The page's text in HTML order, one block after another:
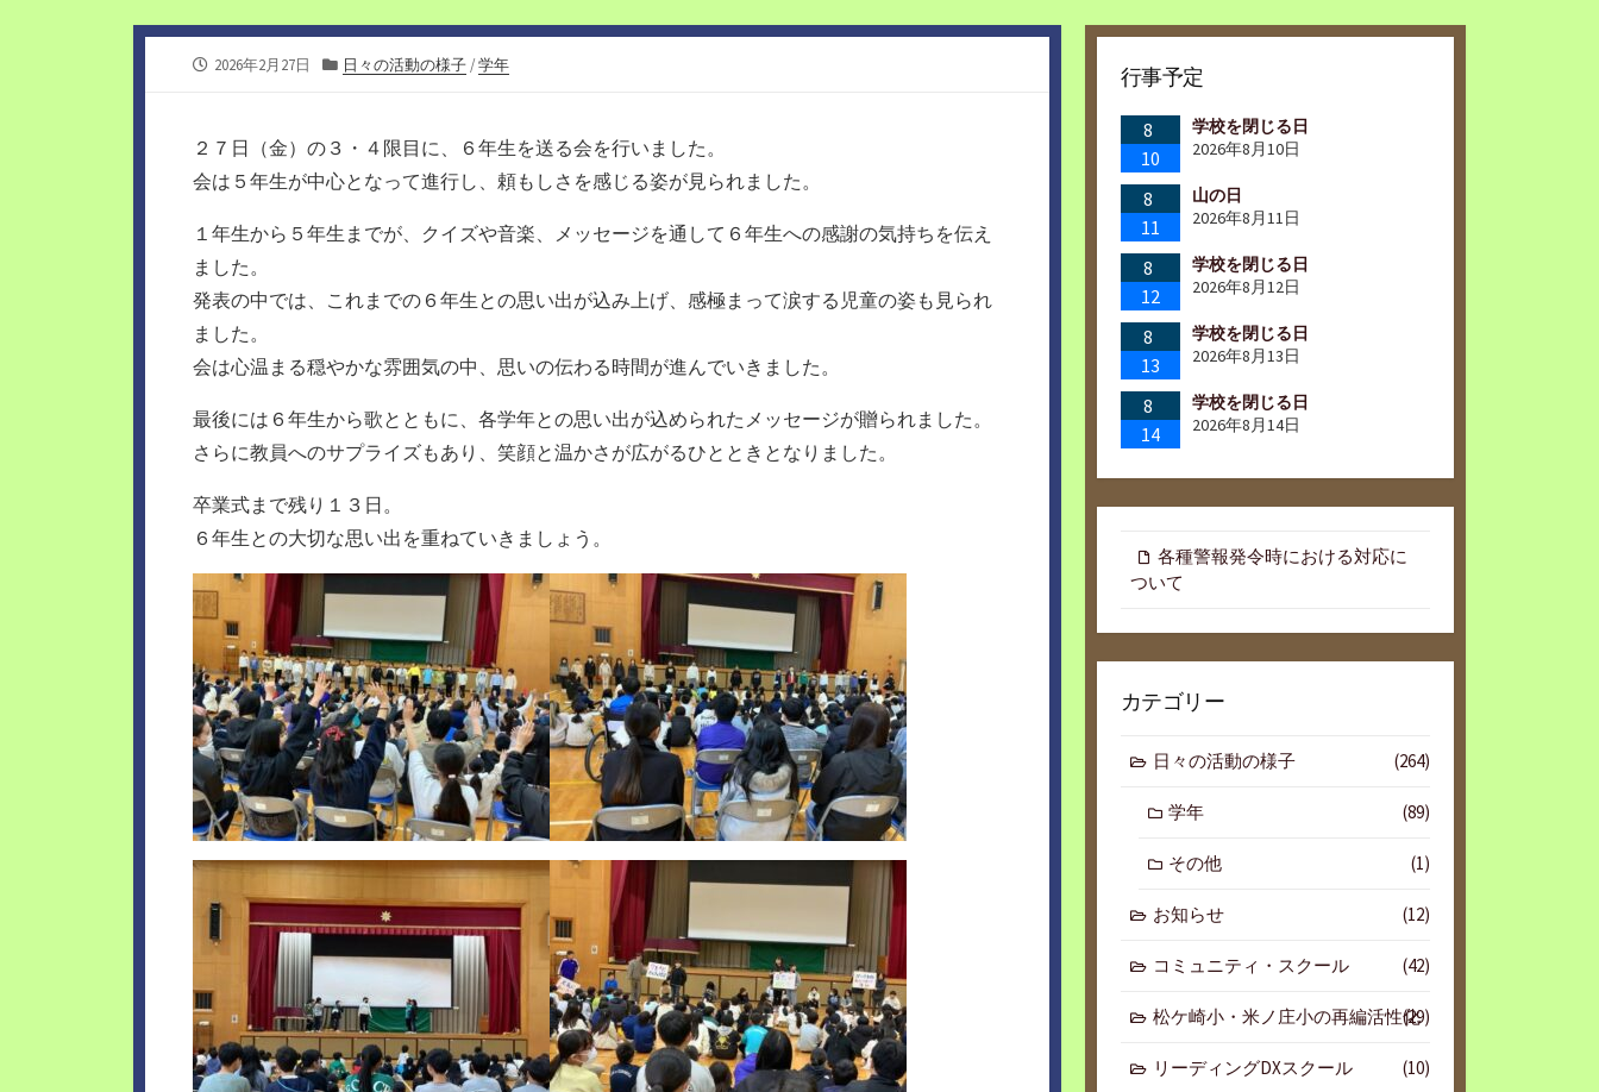
公
2026年2月27日
カ
日々の活動の様子 /学年
２７日（金）の３・４限目に、６年生を送る会を行いました。
会は５年生が中心となって進行し、頼もしさを感じる姿が見られました。
１年生から５年生までが、クイズや音楽、メッセージを通して６年生への感謝の気持ちを伝え
ました。
発表の中では、これまでの６年生との思い出が込み上げ、感極まって涙する児童の姿も見られ
ました。
会は心温まる穏やかな雰囲気の中、思いの伝わる時間が進んでいきました。
最後には６年生から歌とともに、各学年との思い出が込められたメッセージが贈られました。
さらに教員へのサプライズもあり、笑顔と温かさが広がるひとときとなりました。
卒業式まで残り１３日。
６年生との大切な思い出を重ねていきましょう。
行事予定
8
10
学校を閉じる日
2026年8月10日
8
11
山の日
2026年8月11日
8
12
学校を閉じる日
2026年8月12日
8
13
学校を閉じる日
2026年8月13日
8
14
学校を閉じる日
2026年8月14日
各種警報発令時における対応に
ついて
カテゴリー
日々の活動の様子 (264)
学年 (89)
その他 (1)
お知らせ (12)
コミュニティ・スクール (42)
松ケ崎小・米ノ庄小の再編活性化
(29)
リーディングDXスクール (10)